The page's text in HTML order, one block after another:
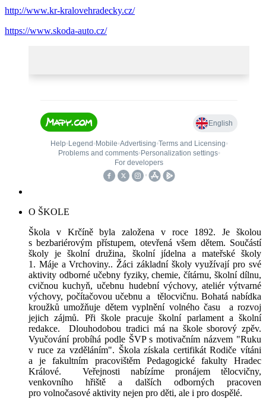
http://www.kr-kralovehradecky.cz/
https://www.skoda-auto.cz/
O ŠKOLE
Škola v Krčíně byla založena v roce 1892. Je školou
s bezbariérovým přístupem, otevřená všem dětem. Součástí
školy je školní družina, školní jídelna a mateřské školy
1. Máje a Vrchoviny.. Žáci základní školy využívají pro své
aktivity odborné učebny fyziky, chemie, čítárnu, školní dílnu,
cvičnou kuchyň, učebnu hudební výchovy, ateliér výtvarné
výchovy, počítačovou učebnu a tělocvičnu. Bohatá nabídka
kroužků umožňuje dětem vyplnění volného času a rozvoj
jejich zájmů. Při škole pracuje školní parlament a školní
redakce. Dlouhodobou tradici má na škole sborový zpěv.
Vyučování probíhá podle ŠVP s motivačním názvem "Ruku
v ruce za vzděláním". Škola získala certifikát Rodiče vítáni
a je fakultním pracovištěm Pedagogické fakulty Hradec
Králové. Veřejnosti nabízíme pronájem tělocvičny,
venkovního hřiště a dalších odborných pracoven
pro volnočasové aktivity nejen pro děti, ale i pro dospělé.